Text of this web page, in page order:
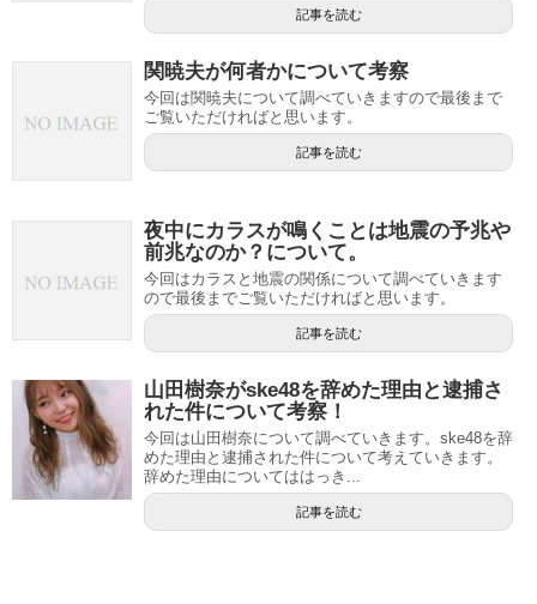
記事を読む
関暁夫が何者かについて考察
今回は関暁夫について調べていきますので最後まで
ご覧いただければと思います。
記事を読む
夜中にカラスが鳴くことは地震の予兆や
前兆なのか？について。
今回はカラスと地震の関係について調べていきます
ので最後までご覧いただければと思います。
記事を読む
山田樹奈がske48を辞めた理由と逮捕さ
れた件について考察！
今回は山田樹奈について調べていきます。ske48を辞
めた理由と逮捕された件について考えていきます。
辞めた理由についてははっき...
記事を読む